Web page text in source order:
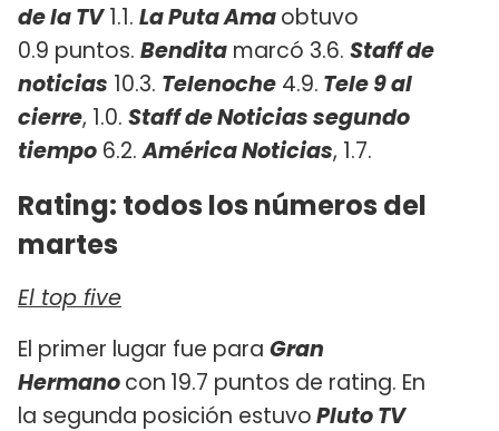
de la TV1.1. La Puta Amaobtuvo
0.9 puntos. Bendita marcó 3.6. Staff de
noticias 10.3. Telenoche 4.9. Tele 9 al
cierre, 1.0. Staff de Noticias segundo
tiempo 6.2.América Noticias, 1.7.
Rating: todos los números del
martes
El top five
El primer lugar fue para Gran
Hermanocon 19.7 puntos de rating. En
la segunda posición estuvoPluto TV